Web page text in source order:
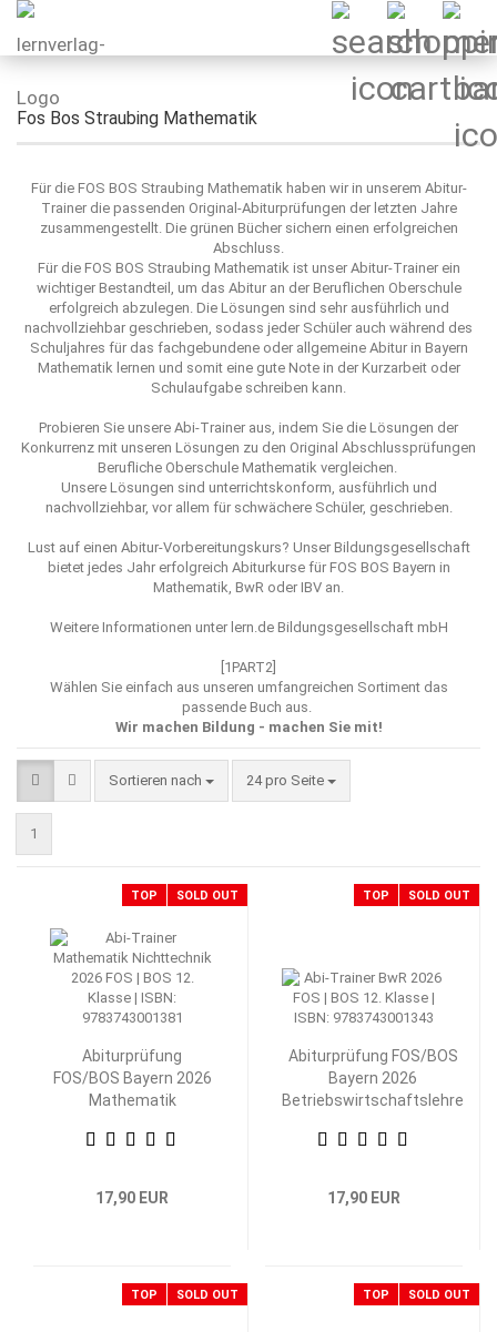
Fos Bos Straubing Mathematik
Für die FOS BOS Straubing Mathematik haben wir in unserem Abitur-
Trainer die passenden Original-Abiturprüfungen der letzten Jahre
zusammengestellt. Die grünen Bücher sichern einen erfolgreichen
Abschluss.
Für die FOS BOS Straubing Mathematik ist unser Abitur-Trainer ein
wichtiger Bestandteil, um das Abitur an der Beruflichen Oberschule
erfolgreich abzulegen. Die Lösungen sind sehr ausführlich und
nachvollziehbar geschrieben, sodass jeder Schüler auch während des
Schuljahres für das fachgebundene oder allgemeine Abitur in Bayern
Mathematik lernen und somit eine gute Note in der Kurzarbeit oder
Schulaufgabe schreiben kann.
Probieren Sie unsere Abi-Trainer aus, indem Sie die Lösungen der
Konkurrenz mit unseren Lösungen zu den Original Abschlussprüfungen
Berufliche Oberschule Mathematik vergleichen.
Unsere Lösungen sind unterrichtskonform, ausführlich und
nachvollziehbar, vor allem für schwächere Schüler, geschrieben.
Lust auf einen Abitur-Vorbereitungskurs? Unser Bildungsgesellschaft
bietet jedes Jahr erfolgreich Abiturkurse für FOS BOS Bayern in
Mathematik, BwR oder IBV an.
Weitere Informationen unter lern.de Bildungsgesellschaft mbH
[1PART2]
Wählen Sie einfach aus unseren umfangreichen Sortiment das
passende Buch aus.
Wir machen Bildung - machen Sie mit!
Sortieren nach
Sortieren nach 24 pro Seite
pro Seite
1
TOP SOLD OUT
Abiturprüfung
FOS/BOS Bayern 2026
Mathematik
Klasse
17,90 EUR
TOP SOLD OUT
Abiturprüfung FOS/BOS
Bayern 2026
Betriebswirtschaftslehre
Klasse
17,90 EUR
TOP SOLD OUT TOP SOLD OUT